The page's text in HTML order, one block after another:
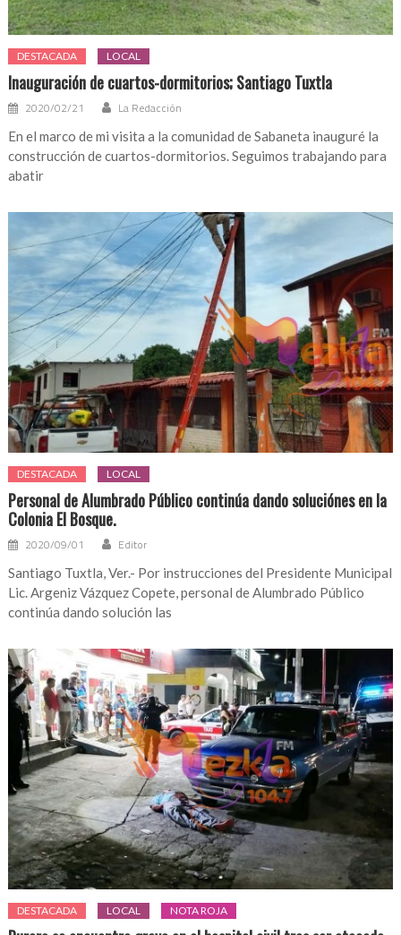
DESTACADA LOCAL
Inauguración de cuartos-dormitorios; Santiago Tuxtla
2020/02/21 La Redacción
En el marco de mi visita a la comunidad de Sabaneta inauguré la
construcción de cuartos-dormitorios. Seguimos trabajando para
abatir
DESTACADA LOCAL
Personal de Alumbrado Público continúa dando soluciónes en la
Colonia El Bosque.
2020/09/01 Editor
Santiago Tuxtla, Ver.- Por instrucciones del Presidente Municipal
Lic. Argeniz Vázquez Copete, personal de Alumbrado Público
continúa dando solución las
DESTACADA LOCAL NOTA ROJA